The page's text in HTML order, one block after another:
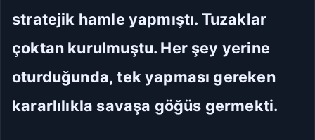
stratejik hamle yapmıştı. Tuzaklar
çoktan kurulmuştu. Her şey yerine
oturduğunda, tek yapması gereken
kararlılıkla savaşa göğüs germekti.